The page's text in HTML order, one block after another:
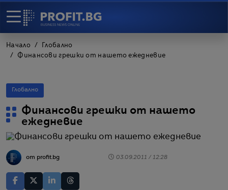
Начало
Глобално
Финансови грешки от нашето ежедневие
Глобално
Финансови грешки от нашето
ежедневие
от profit.bg 03.09.2011 / 12:28